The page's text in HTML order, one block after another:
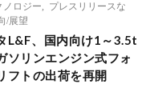
ノロジー
プレスリリースな
/展望
L&F、国内向け1～3.5t
ソリンエンジン式フォ
フトの出荷を再開